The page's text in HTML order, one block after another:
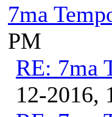
7ma
PM
RE: 7ma
12-2016,